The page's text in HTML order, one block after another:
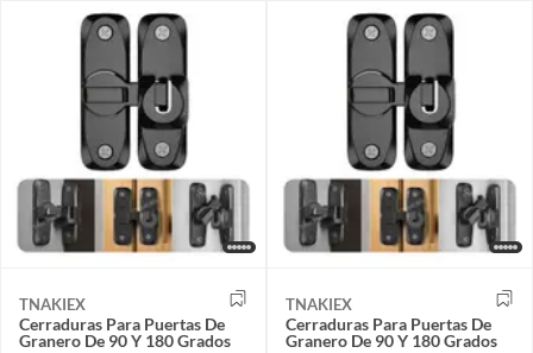
TNAKIEX
Cerraduras Para Puertas De
Granero De 90 Y 180 Grados
TNAKIEX
Cerraduras Para Puertas De
Granero De 90 Y 180 Grados